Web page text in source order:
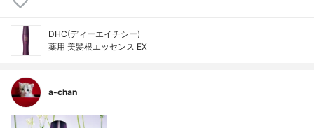
DHC(ディーエイチシー)
薬用 美髪根エッセンス EX
a-chan